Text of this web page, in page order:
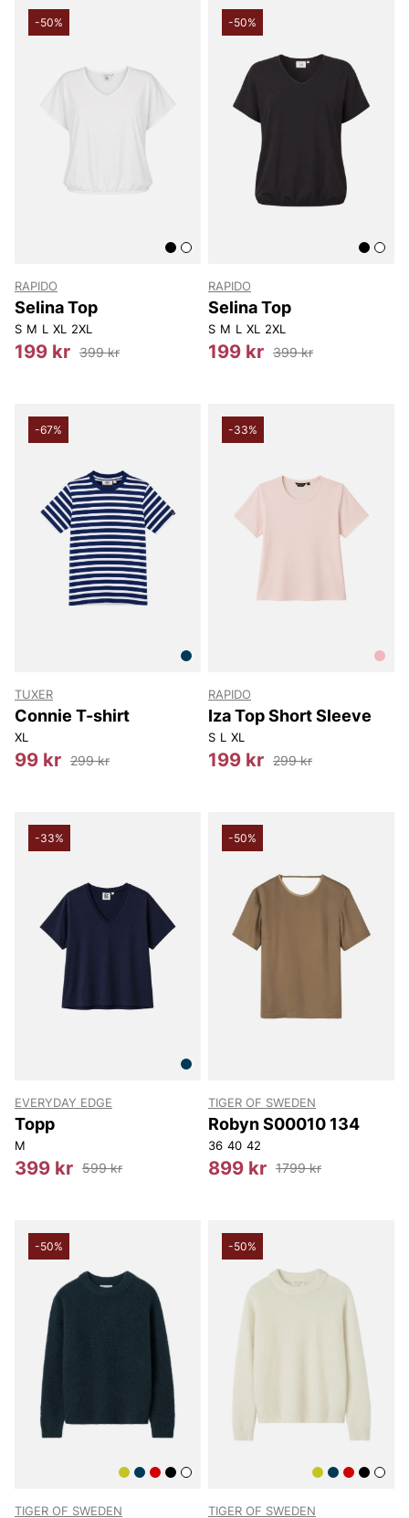
-50%
RAPIDO
Selina Top
S M L XL 2XL
199 kr 399 kr
-50%
RAPIDO
Selina Top
S M L XL 2XL
199 kr 399 kr
-67%
TUXER
Connie T-shirt
XL
99 kr 299 kr
-33%
RAPIDO
Iza Top Short Sleeve
S L XL
199 kr 299 kr
-33%
EVERYDAY EDGE
Topp
M
399 kr 599 kr
-50%
TIGER OF SWEDEN
Robyn S00010 134
36 40 42
899 kr 1799 kr
-50%
TIGER OF SWEDEN
-50%
TIGER OF SWEDEN